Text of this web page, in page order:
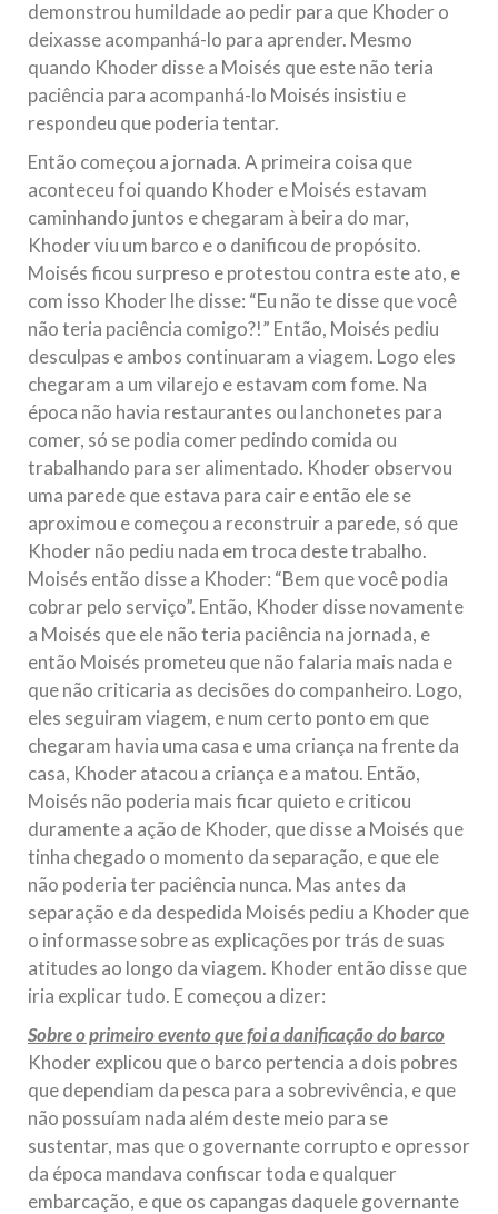
demonstrou humildade ao pedir para que Khoder o
deixasse acompanhá-lo para aprender. Mesmo
quando Khoder disse a Moisés que este não teria
paciência para acompanhá-lo Moisés insistiu e
respondeu que poderia tentar.
Então começou a jornada. A primeira coisa que
aconteceu foi quando Khoder e Moisés estavam
caminhando juntos e chegaram à beira do mar,
Khoder viu um barco e o danificou de propósito.
Moisés ficou surpreso e protestou contra este ato, e
com isso Khoder lhe disse: “Eu não te disse que você
não teria paciência comigo?!” Então, Moisés pediu
desculpas e ambos continuaram a viagem. Logo eles
chegaram a um vilarejo e estavam com fome. Na
época não havia restaurantes ou lanchonetes para
comer, só se podia comer pedindo comida ou
trabalhando para ser alimentado. Khoder observou
uma parede que estava para cair e então ele se
aproximou e começou a reconstruir a parede, só que
Khoder não pediu nada em troca deste trabalho.
Moisés então disse a Khoder: “Bem que você podia
cobrar pelo serviço”. Então, Khoder disse novamente
a Moisés que ele não teria paciência na jornada, e
então Moisés prometeu que não falaria mais nada e
que não criticaria as decisões do companheiro. Logo,
eles seguiram viagem, e num certo ponto em que
chegaram havia uma casa e uma criança na frente da
casa, Khoder atacou a criança e a matou. Então,
Moisés não poderia mais ficar quieto e criticou
duramente a ação de Khoder, que disse a Moisés que
tinha chegado o momento da separação, e que ele
não poderia ter paciência nunca. Mas antes da
separação e da despedida Moisés pediu a Khoder que
o informasse sobre as explicações por trás de suas
atitudes ao longo da viagem. Khoder então disse que
iria explicar tudo. E começou a dizer:
Sobre o primeiro evento que foi a danificação do barco
Khoder explicou que o barco pertencia a dois pobres
que dependiam da pesca para a sobrevivência, e que
não possuíam nada além deste meio para se
sustentar, mas que o governante corrupto e opressor
da época mandava confiscar toda e qualquer
embarcação, e que os capangas daquele governante